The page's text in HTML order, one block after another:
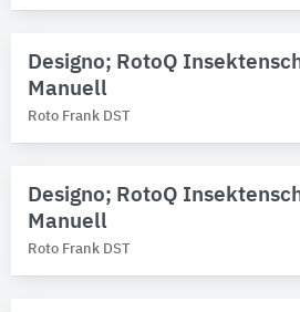
Designo; RotoQ
Manuell
Roto Frank DST
Designo; RotoQ
Manuell
Roto Frank DST